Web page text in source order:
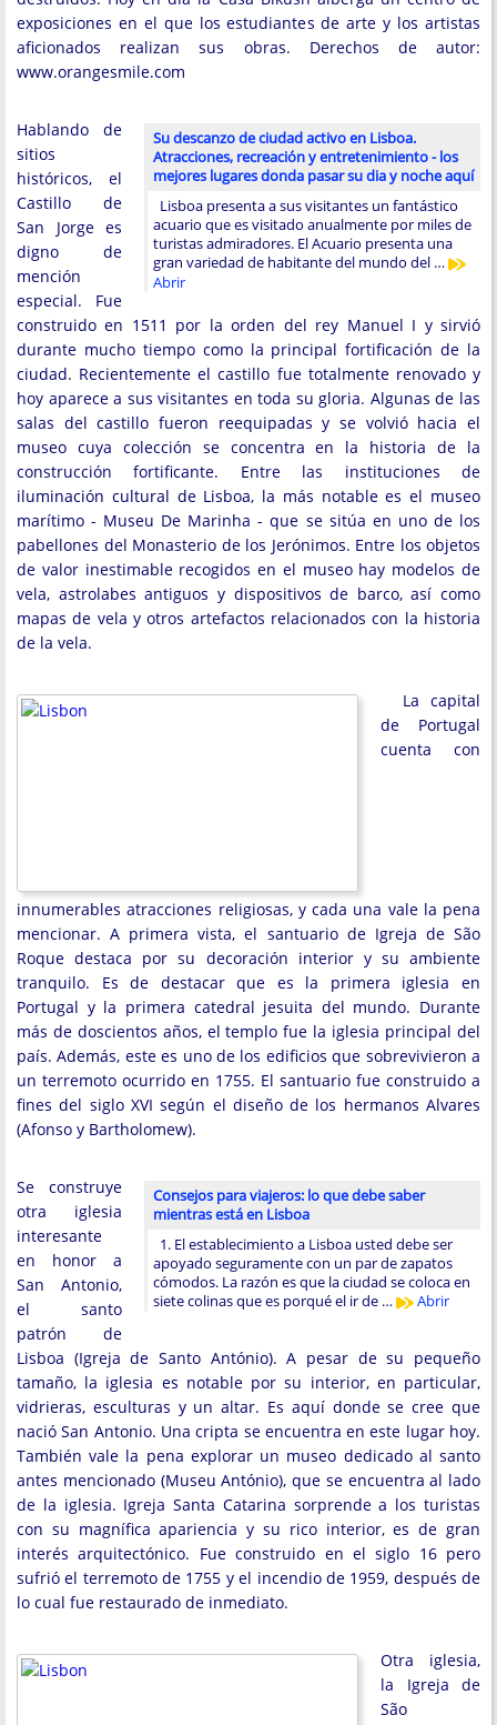
exposiciones en el que los estudiantes de arte y los artistas
aficionados realizan sus obras. Derechos de autor:
www.orangesmile.com
Su descanzo de ciudad activo en Lisboa.
Atracciones, recreación y entretenimiento - los
mejores lugares donda pasar su dia y noche aquí
Lisboa presenta a sus visitantes un fantástico
acuario que es visitado anualmente por miles de
turistas admiradores. El Acuario presenta una
gran variedad de habitante del mundo del …
Abrir
Hablando de
sitios
históricos, el
Castillo de
San Jorge es
digno de
mención
especial. Fue
construido en 1511 por la orden del rey Manuel I y sirvió
durante mucho tiempo como la principal fortificación de la
ciudad. Recientemente el castillo fue totalmente renovado y
hoy aparece a sus visitantes en toda su gloria. Algunas de las
salas del castillo fueron reequipadas y se volvió hacia el
museo cuya colección se concentra en la historia de la
construcción fortificante. Entre las instituciones de
iluminación cultural de Lisboa, la más notable es el museo
marítimo - Museu De Marinha - que se sitúa en uno de los
pabellones del Monasterio de los Jerónimos. Entre los objetos
de valor inestimable recogidos en el museo hay modelos de
vela, astrolabes antiguos y dispositivos de barco, así como
mapas de vela y otros artefactos relacionados con la historia
de la vela.
La capital
de Portugal
cuenta con
innumerables atracciones religiosas, y cada una vale la pena
mencionar. A primera vista, el santuario de Igreja de São
Roque destaca por su decoración interior y su ambiente
tranquilo. Es de destacar que es la primera iglesia en
Portugal y la primera catedral jesuita del mundo. Durante
más de doscientos años, el templo fue la iglesia principal del
país. Además, este es uno de los edificios que sobrevivieron a
un terremoto ocurrido en 1755. El santuario fue construido a
fines del siglo XVI según el diseño de los hermanos Alvares
(Afonso y Bartholomew).
Consejos para viajeros: lo que debe saber
mientras está en Lisboa
1. El establecimiento a Lisboa usted debe ser
apoyado seguramente con un par de zapatos
cómodos. La razón es que la ciudad se coloca en
siete colinas que es porqué el ir de …
Abrir
Se construye
otra iglesia
interesante
en honor a
San Antonio,
el santo
patrón de
Lisboa (Igreja de Santo António). A pesar de su pequeño
tamaño, la iglesia es notable por su interior, en particular,
vidrieras, esculturas y un altar. Es aquí donde se cree que
nació San Antonio. Una cripta se encuentra en este lugar hoy.
También vale la pena explorar un museo dedicado al santo
antes mencionado (Museu António), que se encuentra al lado
de la iglesia. Igreja Santa Catarina sorprende a los turistas
con su magnífica apariencia y su rico interior, es de gran
interés arquitectónico. Fue construido en el siglo 16 pero
sufrió el terremoto de 1755 y el incendio de 1959, después de
lo cual fue restaurado de inmediato.
Otra iglesia,
la Igreja de
São